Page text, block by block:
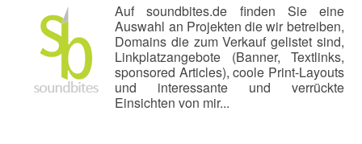
Auf soundbites.de finden Sie eine
Auswahl an Projekten die wir betreiben,
Domains die zum Verkauf gelistet sind,
Linkplatzangebote (Banner, Textlinks,
sponsored Articles), coole Print-Layouts
und interessante und verrückte
Einsichten von mir...